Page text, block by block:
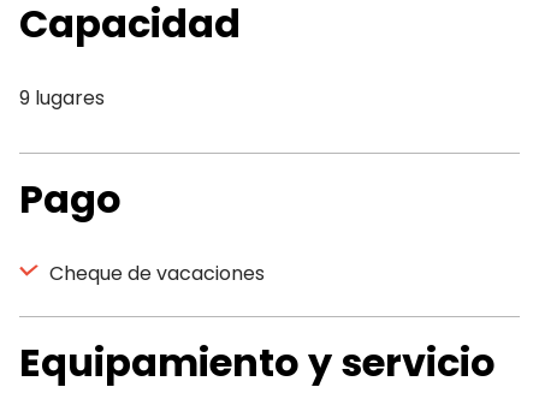
Capacidad
9 lugares
Pago
Cheque de vacaciones
Equipamiento y servicio